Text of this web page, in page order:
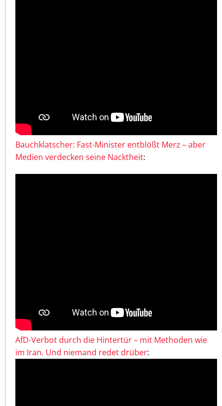
Bauchklatscher: Fast-Minister entblößt Merz – aber
Medien verdecken seine Nacktheit:
AfD-Verbot durch die Hintertür – mit Methoden wie
im Iran. Und niemand redet drüber: